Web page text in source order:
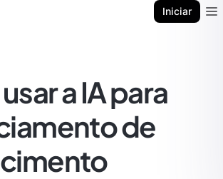
Iniciar
a IA para
de